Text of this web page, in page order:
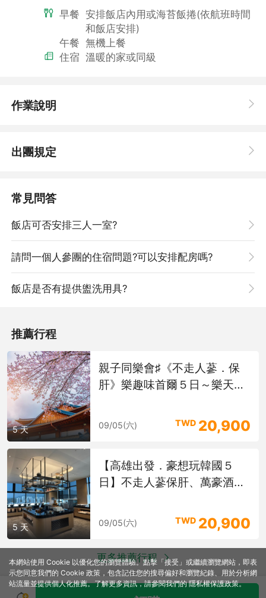
飾製品、窗簾、寢具、繡品、螺鈿漆器、廚房用品、舶來品、水
易規模的綜合市場。
益善洞韓屋村
近年來，除了北村韓屋村與三清洞之外，益善洞韓屋村已成為首爾
文青與在地人最愛的新興打卡聖地。自1920年代形成以來，將朝
鮮時代修復翻新的木造韓屋與現代創意設計巧妙融合。巷弄間藏著
森林系咖啡館、手作藝廊與傳統茶室，漫步其間，您可以在古色古
香的屋瓦與木梁下品一杯手沖咖啡，也能挑選獨家限量的小物，或
在靜謐的茶香中放慢腳步。益善
早餐 安排飯店內用或海苔飯捲(依航班時間
和飯店安排)
午餐 無機上餐
住宿 溫暖的家或同級
作業說明
出團規定
常見問答
飯店可否安排三人一室?
請問一個人參團的住宿問題?可以安排配房嗎?
飯店是否有提供盥洗用具?
推薦行程
5 天
親子同樂會♯《不走人蔘．保
肝》樂趣味首爾５日～樂天世
船、古宮穿韓服、塗鴉秀
09/05(六) TWD 20,900
5 天
【高雄出發．豪想玩韓國５
日】不走人蔘保肝、萬豪酒
09/05(六) TWD 20,900
更多推薦行程
本網站使用 Cookie 以優化您的瀏覽體驗。點擊「接受」或繼續瀏覽網站，即表
示您同意我們的 Cookie 政策，包含記住您的搜尋偏好和瀏覽紀錄、用於分析網
站流量並提供個人化推薦。了解更多資訊，請參閱我們的隱私權保護政策。